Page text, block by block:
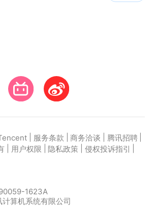
服务条款 商务洽谈 腾讯招聘
用户权限 隐私政策 侵权投诉指引
1623A
算机系统有限公司